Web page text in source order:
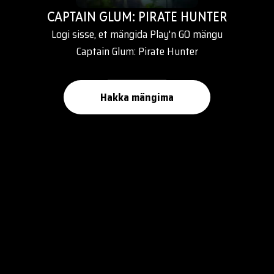
CAPTAIN GLUM: PIRATE HUNTER
Logi sisse, et mängida Play'n GO mängu
Captain Glum: Pirate Hunter
Hakka mängima